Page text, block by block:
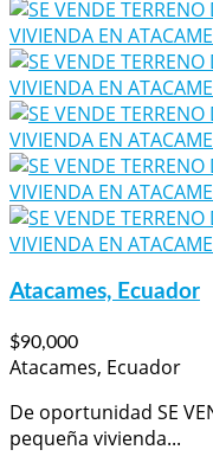
Atacames, Ecuador
$90,000
Atacames, Ecuador
De oportunidad SE
pequeña vivienda...